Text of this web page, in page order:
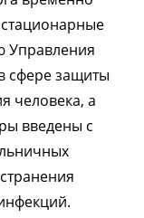
Управления
сфере защиты
человека, а
введены с